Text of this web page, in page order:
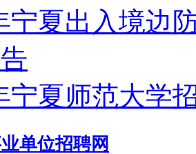
宁夏出入境边
宁夏师范大学
单位招聘网